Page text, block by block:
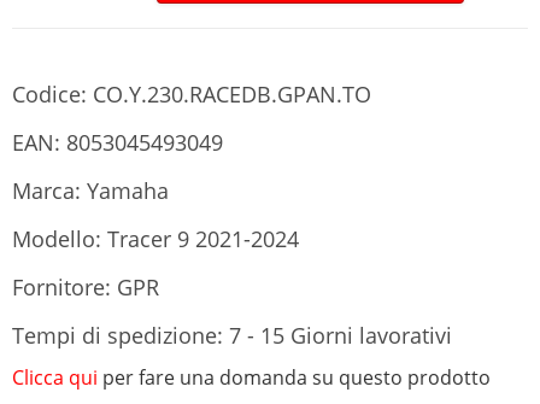
Codice: CO.Y.230.RACEDB.GPAN.TO
EAN: 8053045493049
Marca: Yamaha
Modello: Tracer 9 2021-2024
Fornitore: GPR
Tempi di spedizione: 7 - 15 Giorni lavorativi
Clicca qui per fare una domanda su questo prodotto